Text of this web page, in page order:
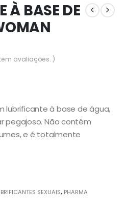
À BASE DE
avaliações. )
lubrificante à base de água,
pegajoso. Não contém
e é totalmente
SEXUAIS, PHARMA